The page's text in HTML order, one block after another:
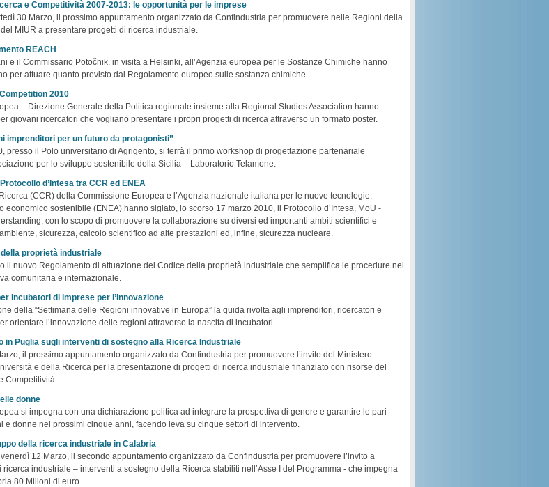
e Competitività 2007-2013: le opportunità per le imprese
30 Marzo, il prossimo appuntamento organizzato da Confindustria per promuovere nelle Regioni della
MIUR a presentare progetti di ricerca industriale.
REACH
e il Commissario Potočnik, in visita a Helsinki, all’Agenzia europea per le Sostanze Chimiche hanno
per attuare quanto previsto dal Regolamento europeo sulle sostanza chimiche.
2010
– Direzione Generale della Politica regionale insieme alla Regional Studies Association hanno
giovani ricercatori che vogliano presentare i propri progetti di ricerca attraverso un formato poster.
imprenditori per un futuro da protagonisti”
presso il Polo universitario di Agrigento, si terrà il primo workshop di progettazione partenariale
per lo sviluppo sostenibile della Sicilia – Laboratorio Telamone.
d’Intesa tra CCR ed ENEA
(CCR) della Commissione Europea e l’Agenzia nazionale italiana per le nuove tecnologie,
economico sostenibile (ENEA) hanno siglato, lo scorso 17 marzo 2010, il Protocollo d’Intesa, MoU -
con lo scopo di promuovere la collaborazione su diversi ed importanti ambiti scientifici e
sicurezza, calcolo scientifico ad alte prestazioni ed, infine, sicurezza nucleare.
proprietà industriale
il nuovo Regolamento di attuazione del Codice della proprietà industriale che semplifica le procedure nel
comunitaria e internazionale.
incubatori di imprese per l’innovazione
della “Settimana delle Regioni innovative in Europa” la guida rivolta agli imprenditori, ricercatori e
orientare l’innovazione delle regioni attraverso la nascita di incubatori.
in Puglia sugli interventi di sostegno alla Ricerca Industriale
il prossimo appuntamento organizzato da Confindustria per promuovere l’invito del Ministero
e della Ricerca per la presentazione di progetti di ricerca industriale finanziato con risorse del
Competitività.
donne
si impegna con una dichiarazione politica ad integrare la prospettiva di genere e garantire le pari
e donne nei prossimi cinque anni, facendo leva su cinque settori di intervento.
della ricerca industriale in Calabria
12 Marzo, il secondo appuntamento organizzato da Confindustria per promuovere l’invito a
industriale – interventi a sostegno della Ricerca stabiliti nell’Asse I del Programma - che impegna
80 Milioni di euro.